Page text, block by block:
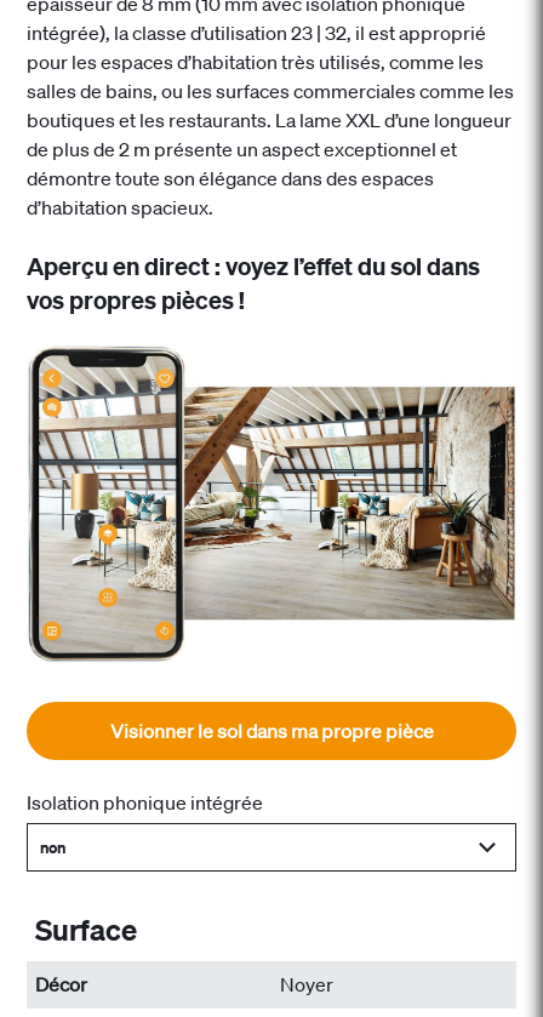
intégrée), la classe d’utilisation 23 | 32, il est approprié
pour les espaces d’habitation très utilisés, comme les
salles de bains, ou les surfaces commerciales comme les
boutiques et les restaurants. La lame XXL d’une longueur
de plus de 2 m présente un aspect exceptionnel et
démontre toute son élégance dans des espaces
d’habitation spacieux.
Aperçu en direct : voyez l’effet du sol dans
vos propres pièces !
Visionner le sol dans ma propre pièce
Isolation phonique intégrée
non
Surface
Décor
Noyer